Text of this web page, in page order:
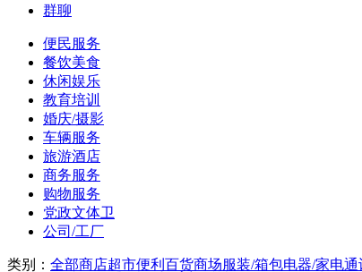
群聊
便民服务
餐饮美食
休闲娱乐
教育培训
婚庆/摄影
车辆服务
旅游酒店
商务服务
购物服务
党政文体卫
公司/工厂
类别： 全部商店超市便利 百货商场服装/箱包电器/家电通